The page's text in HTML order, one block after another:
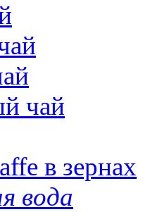
чай
в зернах
вода